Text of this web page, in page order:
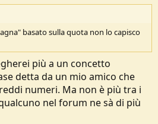
basato sulla quota non lo capisco
più a un concetto
detta da un mio amico che
numeri. Ma non è più tra i
nel forum ne sà di più